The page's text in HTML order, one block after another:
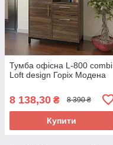
Тумба офісна L-800 combi
Loft design Горіх Модена
8 138,30 ₴ 8 390 ₴
Купити